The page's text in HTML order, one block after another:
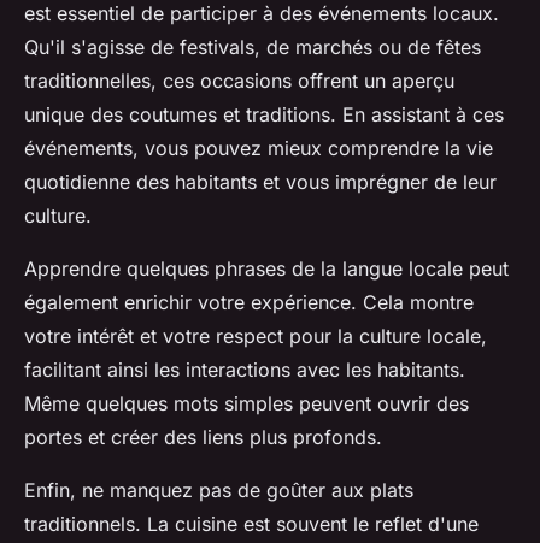
est essentiel de participer à des événements locaux.
Qu'il s'agisse de festivals, de marchés ou de fêtes
traditionnelles, ces occasions offrent un aperçu
unique des coutumes et traditions. En assistant à ces
événements, vous pouvez mieux comprendre la vie
quotidienne des habitants et vous imprégner de leur
culture.
Apprendre quelques phrases de la langue locale peut
également enrichir votre expérience. Cela montre
votre intérêt et votre respect pour la culture locale,
facilitant ainsi les interactions avec les habitants.
Même quelques mots simples peuvent ouvrir des
portes et créer des liens plus profonds.
Enfin, ne manquez pas de goûter aux plats
traditionnels. La cuisine est souvent le reflet d'une